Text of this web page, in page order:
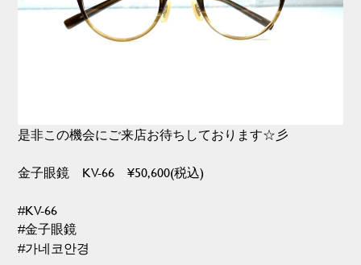
是非この機会にご来店お待ちしております☆彡
金子眼鏡 KV-66 ¥50,600(税込)
#KV-66
#金子眼鏡
#가네코안경